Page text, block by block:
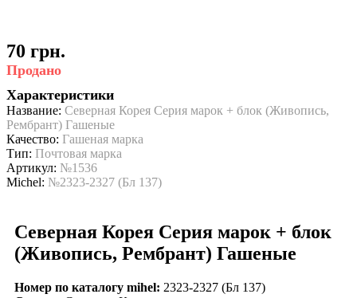
70 грн.
Продано
Характеристики
Название: Северная Корея Серия марок + блок (Живопись,
Рембрант) Гашеные
Качество: Гашеная марка
Тип: Почтовая марка
Артикул: №1536
Michel: №2323-2327 (Бл 137)
Северная Корея Серия марок + блок
(Живопись, Рембрант) Гашеные
Номер по каталогу mihel: 2323-2327 (Бл 137)